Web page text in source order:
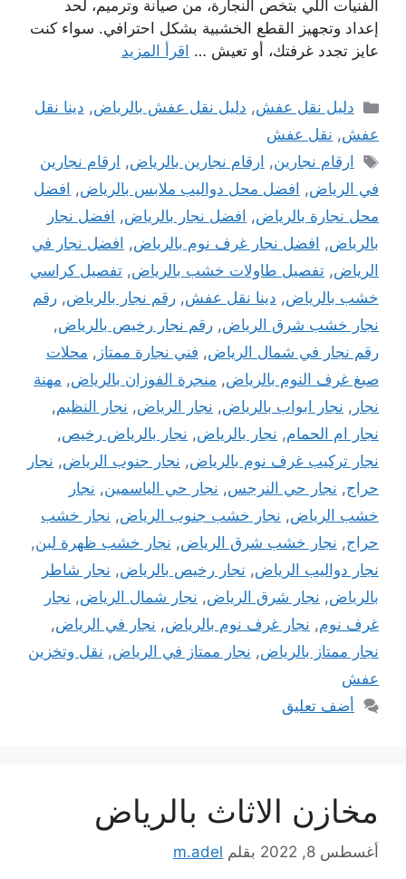
الفنيات اللي بتخص النجارة، من صيانة وترميم، لحد
إعداد وتجهيز القطع الخشبية بشكل احترافي. سواء كنت
عايز تجدد غرفتك، أو تعيش … اقرأ المزيد
التصنيفات
دليل نقل عفش, دليل نقل عفش بالرياض, دينا نقل
عفش, نقل عفش
الوسوم
ارقام نجارين, ارقام نجارين بالرياض, ارقام نجارين
في الرياض, افضل محل دواليب ملابس بالرياض, افضل
محل نجارة بالرياض, افضل نجار بالرياض, افضل نجار
بالریاض, افضل نجار غرف نوم بالرياض, افضل نجار في
الرياض, تفصيل طاولات خشب بالرياض, تفصيل كراسي
خشب بالرياض, دينا نقل عفش, رقم نجار بالرياض, رقم
نجار خشب شرق الرياض, رقم نجار رخيص بالرياض,
رقم نجار في شمال الرياض, فني نجارة ممتاز , محلات
صبغ غرف النوم بالرياض, منجرة الفوزان بالرياض, مهنة
نجار , نجار ابواب بالرياض, نجار الرياض, نجار النظيم,
نجار ام الحمام, نجار بالرياض, نجار بالرياض رخيص,
نجار تركيب غرف نوم بالرياض, نجار جنوب الرياض, نجار
حراج, نجار حي النرجس, نجار حي الياسمين, نجار
خشب الرياض, نجار خشب جنوب الرياض, نجار خشب
حراج, نجار خشب شرق الرياض, نجار خشب ظهرة لبن,
نجار دواليب الرياض, نجار رخيص بالرياض, نجار شاطر
بالرياض, نجار شرق الرياض, نجار شمال الرياض, نجار
غرف نوم, نجار غرف نوم بالرياض, نجار في الرياض,
نجار ممتاز بالرياض, نجار ممتاز في الرياض, نقل وتخزين
عفش
أضف تعليق
مخازن الاثاث بالرياض
أغسطس 8, 2022 بقلم m.adel